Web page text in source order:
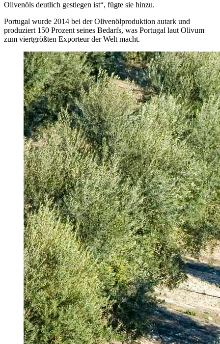
Olivenöls deutlich gestiegen ist“, fügte sie hinzu.
Portugal wurde 2014 bei der Olivenölproduktion autark und
produziert 150 Prozent seines Bedarfs, was Portugal laut Olivum
zum viertgrößten Exporteur der Welt macht.